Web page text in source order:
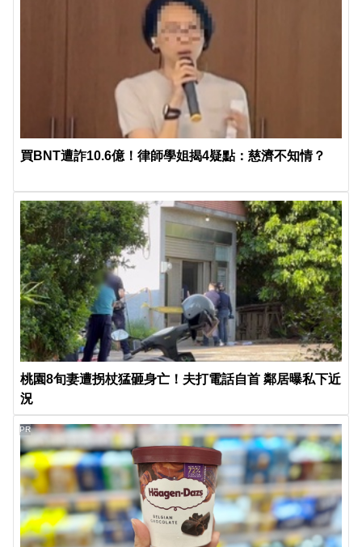
買BNT遭詐10.6億！律師學姐揭4疑點：慈濟不知情？
桃園8旬妻遭拐杖猛砸身亡！夫打電話自首 鄰居曝私下近
況
PR